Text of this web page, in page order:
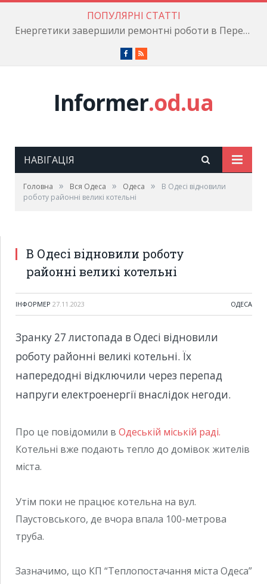
ПОПУЛЯРНІ СТАТТІ
Енергетики завершили ремонтні роботи в Пересипському районі
Facebook
RSS
Informer.od.ua
НАВІГАЦІЯ
Головна » Вся Одеса » Одеса »
В Одесі відновили
роботу районні великі котельні
В Одесі відновили роботу
районні великі котельні
ІНФОРМЕР 27.11.2023 ОДЕСА
Зранку 27 листопада в Одесі відновили
роботу районні великі котельні. Їх
напередодні відключили через перепад
напруги електроенергії внаслідок негоди.
Про це повідомили в Одеській міській раді.
Котельні вже подають тепло до домівок жителів
міста.
Утім поки не працює котельна на вул.
Паустовського, де вчора впала 100-метрова
труба.
Зазначимо, що КП “Теплопостачання міста Одеса”